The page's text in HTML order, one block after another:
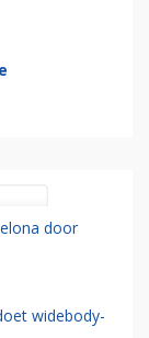
door
widebody-